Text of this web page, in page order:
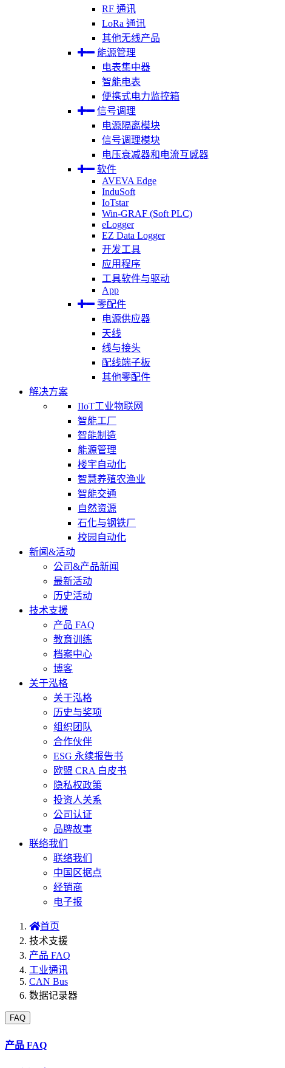
RF 通讯
LoRa 通讯
其他无线产品
能源管理
电表集中器
智能电表
便携式电力监控箱
信号调理
电源隔离模块
信号调理模块
电压衰减器和电流互感器
软件
AVEVA Edge
InduSoft
IoTstar
Win-GRAF (Soft PLC)
eLogger
EZ Data Logger
开发工具
应用程序
工具软件与驱动
App
零配件
电源供应器
天线
线与接头
配线端子板
其他零配件
解决方案
IIoT工业物联网
智能工厂
智能制造
能源管理
楼宇自动化
智慧养殖农渔业
智能交通
自然资源
石化与钢铁厂
校园自动化
新闻&活动
公司&产品新闻
最新活动
历史活动
技术支援
产品 FAQ
教育训练
档案中心
博客
关于泓格
关于泓格
历史与奖项
组织团队
合作伙伴
ESG 永续报告书
欧盟 CRA 白皮书
隐私权政策
投资人关系
公司认证
品牌故事
联络我们
联络我们
中国区据点
经销商
电子报
首页
技术支援
产品 FAQ
工业通讯
CAN Bus
数据记录器
FAQ
产品 FAQ